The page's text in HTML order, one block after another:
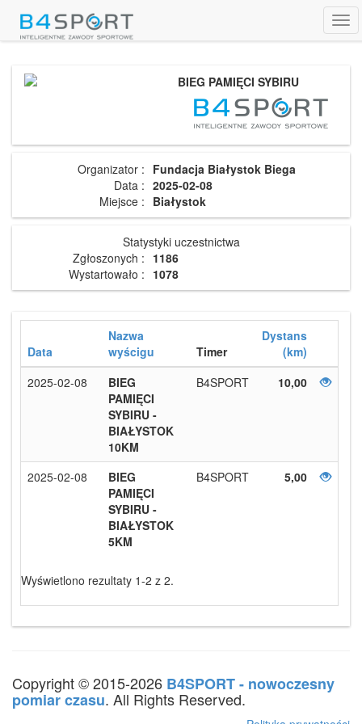
BIEG PAMIĘCI SYBIRU
Organizator : Fundacja Białystok Biega
Data : 2025-02-08
Miejsce : Białystok
Statystyki uczestnictwa
Zgłoszonych : 1186
Wystartowało : 1078
Data
Nazwa
wyścigu
Timer
Dystans
(km)
2025-02-08
BIEG
PAMIĘCI
SYBIRU -
BIAŁYSTOK
10KM
B4SPORT 10,00
2025-02-08
BIEG
PAMIĘCI
SYBIRU -
BIAŁYSTOK
5KM
B4SPORT 5,00
Wyświetlono rezultaty 1-2 z 2.
Copyright © 2015-2026 B4SPORT - nowoczesny
pomiar czasu. All Rights Reserved.